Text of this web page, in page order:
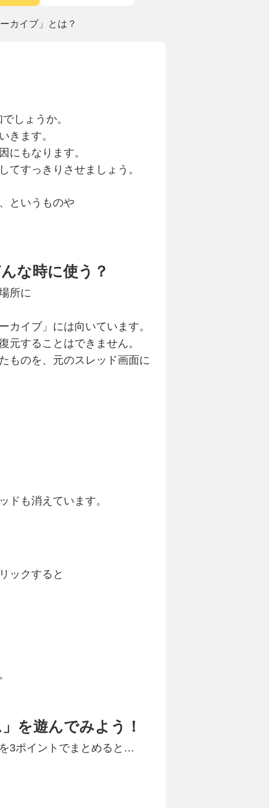
カイブ」とは？
しょうか。
きます。
にもなります。
すっきりさせましょう。
というものや
な時に使う？
所に
イブ」には向いています。
することはできません。
ものを、元のスレッド画面に
ドも消えています。
ックすると
を遊んでみよう！
3ポイントでまとめると…